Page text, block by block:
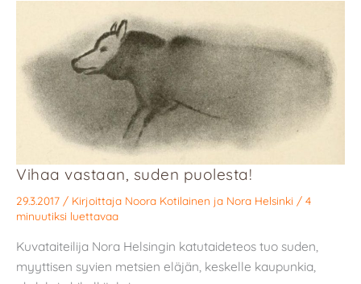
Vihaa vastaan, suden puolesta!
29.3.2017 / Kirjoittaja Noora Kotilainen ja Nora Helsinki / 4
minuutiksi luettavaa
Kuvataiteilija Nora Helsingin katutaideteos tuo suden,
myyttisen syvien metsien eläjän, keskelle kaupunkia,